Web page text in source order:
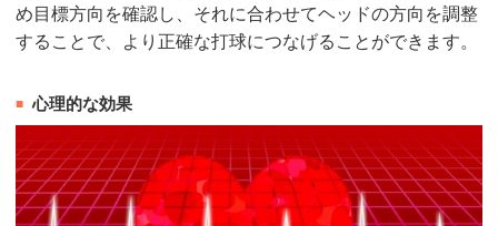
め目標方向を確認し、それに合わせてヘッドの方向を調整
することで、より正確な打球につなげることができます。
心理的な効果